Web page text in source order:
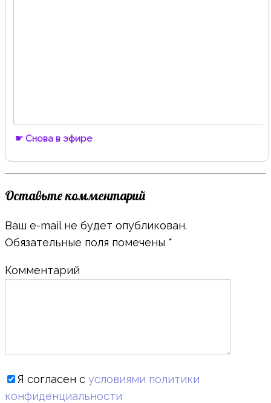
☛ Снова в эфире
Оставьте комментарий
Ваш e-mail не будет опубликован.
Обязательные поля помечены *
Комментарий
Я согласен с условиями политики
конфиденциальности